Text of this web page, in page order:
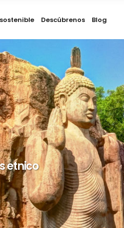
Descúbrenos Blog
etnico